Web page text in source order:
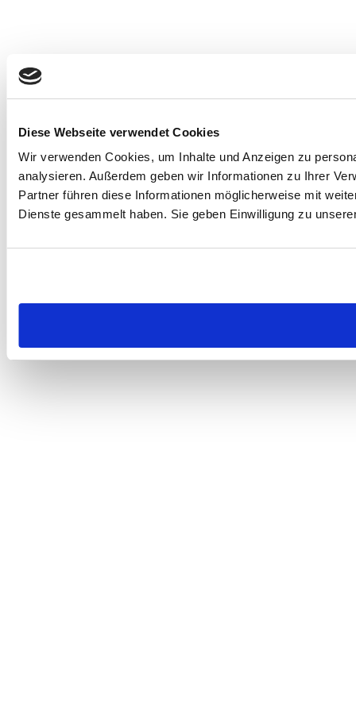
Diese Webseite verwendet Cookies
Wir verwenden Cookies, um Inhalte und Anzeigen zu
analysieren. Außerdem geben wir Informationen zu Ihrer
Partner führen diese Informationen möglicherweise mit
Dienste gesammelt haben. Sie geben Einwilligung zu